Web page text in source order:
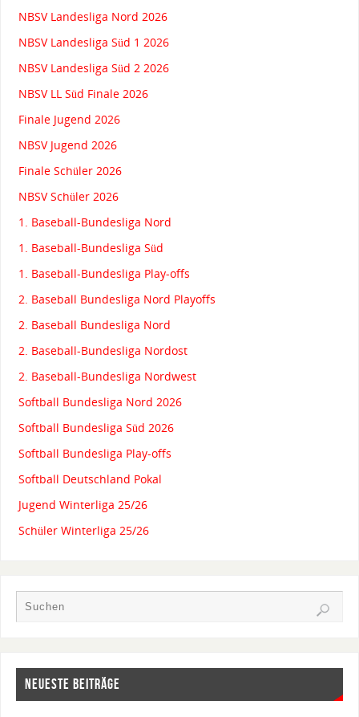
NBSV Landesliga Nord 2026
NBSV Landesliga Süd 1 2026
NBSV Landesliga Süd 2 2026
NBSV LL Süd Finale 2026
Finale Jugend 2026
NBSV Jugend 2026
Finale Schüler 2026
NBSV Schüler 2026
1. Baseball-Bundesliga Nord
1. Baseball-Bundesliga Süd
1. Baseball-Bundesliga Play-offs
2. Baseball Bundesliga Nord Playoffs
2. Baseball Bundesliga Nord
2. Baseball-Bundesliga Nordost
2. Baseball-Bundesliga Nordwest
Softball Bundesliga Nord 2026
Softball Bundesliga Süd 2026
Softball Bundesliga Play-offs
Softball Deutschland Pokal
Jugend Winterliga 25/26
Schüler Winterliga 25/26
NEUESTE BEITRÄGE